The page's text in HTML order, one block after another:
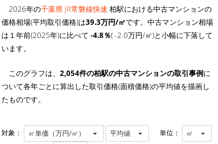
2026年の千葉県 JR常磐線快速 柏駅における中古マンションの
価格相場(平均取引価格)は39.3万円/㎡です。中古マンション相場
は１年前(2025年)に比べて -4.8％( -2.0万円/㎡)と小幅に下落して
います。
このグラフは、 2,054件の柏駅の中古マンションの取引事例に
ついて各年ごとに算出した取引価格(面積価格)の平均値を描画し
たものです。
対象： ㎡単価（万円/㎡） 平均値 単位： ㎡